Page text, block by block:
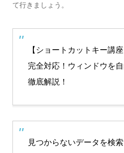
て行きましょう。
【ショートカットキー講
完全対応！ウィンドウを
徹底解説！
見つからないデータを検